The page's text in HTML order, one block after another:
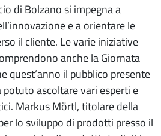
di Bolzano si impegna a
e a orientare le
il cliente. Le varie iniziative
anche la Giornata
quest’anno il pubblico presente
ascoltare vari esperti e
Markus Mörtl, titolare della
lo sviluppo di prodotti presso il